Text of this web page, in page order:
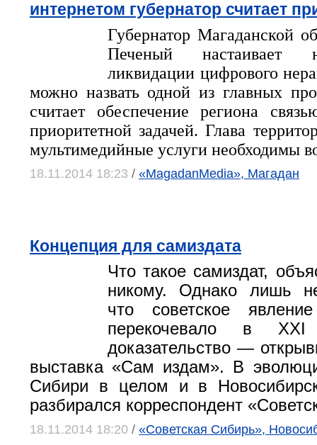
интернетом губернатор считает
Губернатор Магаданской
Печеный настаивает
ликвидации цифрового
можно назвать одной из главных
считает обеспечение региона
приоритетной задачей. Глава
мультимедийные услуги необходимы
18.11.2014 18:23 / «MagadanMedia», Магадан
Концепция для самиздата
Что такое самиздат,
никому. Однако лишь
что советское
перекочевало в
доказательство —
выставка «Сам издам». В
Сибири в целом и в
разбирался корреспондент
18.11.2014 18:20 / «Советская Сибирь»,